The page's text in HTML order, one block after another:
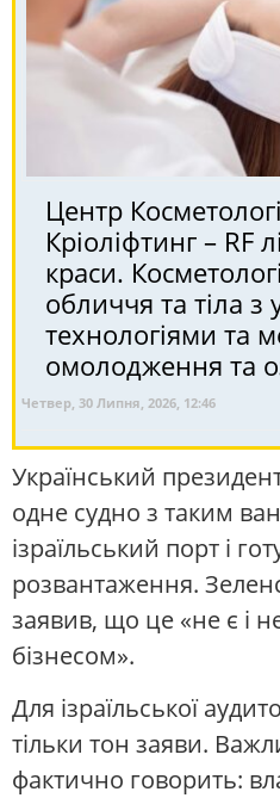
Центр
Кріоліфтинг – RF
краси.
обличчя та тіла з
технологіями та
омолодження та
Четвер, 30 Липня, 2026, 12:46
Український
одне судно з таким
ізраїльський порт і
розвантаження.
заявив, що це «не є і
бізнесом».
Для ізраїльської
тільки тон заяви.
фактично говорить: